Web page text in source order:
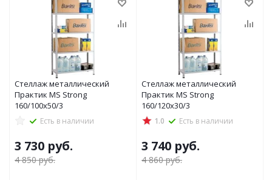
Стеллаж металлический
Практик MS Strong
160/100x50/3
Есть в наличии
3 730 руб.
4 850руб.
Стеллаж металлический
Практик MS Strong
160/120x30/3
1.0 Есть в наличии
3 740 руб.
4 860руб.